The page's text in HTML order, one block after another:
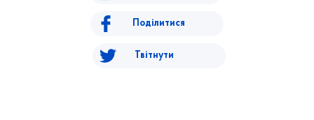
Поділитися
Твітнути